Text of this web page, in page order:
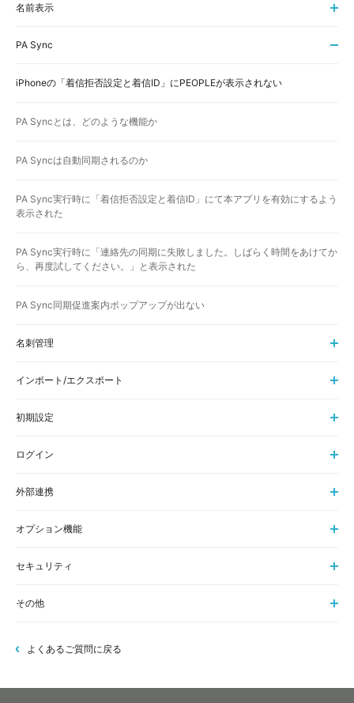
名前表示
PA Sync
iPhoneの「着信拒否設定と着信ID」にPEOPLEが表示されない
PA Syncとは、どのような機能か
PA Syncは自動同期されるのか
PA Sync実行時に「着信拒否設定と着信ID」にて本アプリを有効にするよう
表示された
PA Sync実行時に「連絡先の同期に失敗しました。しばらく時間をあけてか
ら、再度試してください。」と表示された
PA Sync同期促進案内ポップアップが出ない
名刺管理
インポート/エクスポート
初期設定
ログイン
外部連携
オプション機能
セキュリティ
その他
よくあるご質問に戻る